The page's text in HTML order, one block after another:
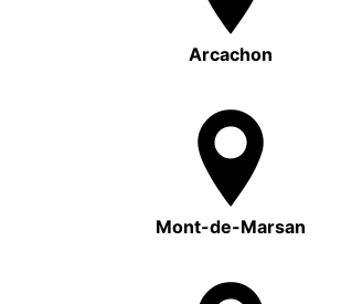
Arcachon
Mont-de-Marsan